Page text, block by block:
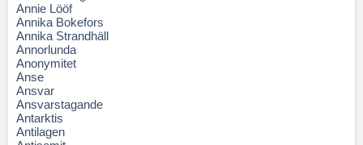
Annie Lööf
Annika Bokefors
Annika Strandhäll
Annorlunda
Anonymitet
Anse
Ansvar
Ansvarstagande
Antarktis
Antilagen